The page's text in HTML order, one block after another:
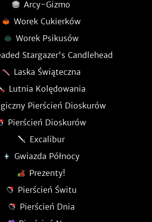
Arcy-Gizmo
Worek Cukierków
Worek Psikusów
Stargazer's Candlehead
Laska Świąteczna
Lutnia Kolędowania
Pierścień Dioskurów
Pierścień Dioskurów
Excalibur
Gwiazda Północy
Prezenty!
Pierścień Świtu
Pierścień Dnia